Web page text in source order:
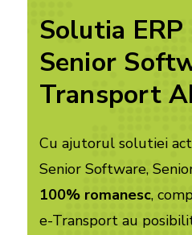
Solutia ERP
Senior
Transport
Cu ajutorul solutiei
Senior Software,
100% romanesc,
e-Transport au